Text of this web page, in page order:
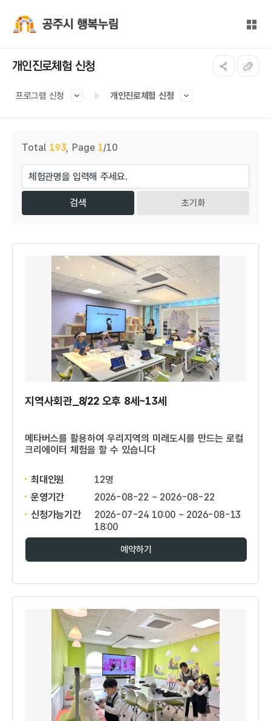
전체
개인진로체험 신청
프로그램 신청 개인진로체험 신청
Total 193, Page 1/10
초기화
지역사회관_8/22 오후 8세~13세
메타버스를 활용하여 우리지역의 미래도시를 만드는 로컬
크리에이터 체험을 할 수 있습니다
최대인원
12명
운영기간
2026-08-22 ~ 2026-08-22
신청가능기간
2026-07-24 10:00 ~ 2026-08-13
18:00
예약하기